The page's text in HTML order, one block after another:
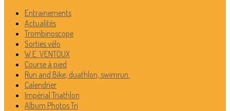
Entrainements
Actualités
Trombinoscope
Sorties vélo
W.E. VENTOUX
Course à pied
Run and Bike, duathlon, swimrun.
Calendrier
Impérial Triathlon
Album Photos Tri